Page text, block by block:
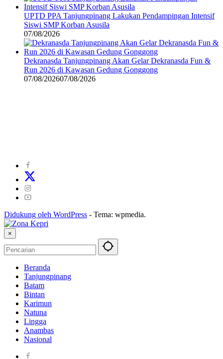
UPTD PPA Tanjungpinang Lakukan Pendampingan Intensif
Siswi SMP Korban Asusila
07/08/2026
Dekranasda Tanjungpinang Akan Gelar Dekranasda Fun &
Run 2026 di Kawasan Gedung Gonggong
07/08/202607/08/2026
Didukung oleh WordPress - Tema: wpmedia.
×
Beranda
Tanjungpinang
Batam
Bintan
Karimun
Natuna
Lingga
Anambas
Nasional